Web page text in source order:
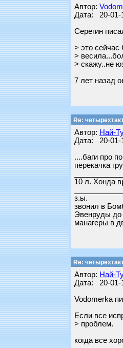
Автор:
Дата: 20-01-
Серегин
> это сейчас
>
> скажу..не
7 лет назад
Re:
Автор: Най-
Дата: 20-01-
....баги про
перекачка
10 л. Хонда
з.ы.
звонил в
Эвенруды до
манагеры в
Re:
Автор: Най-
Дата: 20-01-
Vodomerka
Если все
> проблем.
когда все